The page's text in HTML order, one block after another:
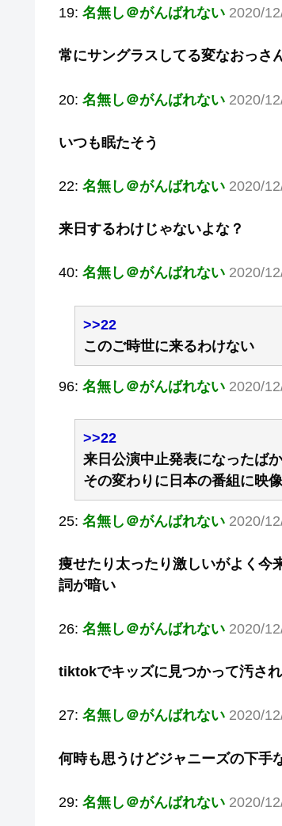
19: 名無し＠がんばれない 2020/
常にサングラスしてる変なおっさ
20: 名無し＠がんばれない 2020/
いつも眠たそう
22: 名無し＠がんばれない 2020/
来日するわけじゃないよな？
40: 名無し＠がんばれない 2020/
>>22
このご時世に来るわけない
96: 名無し＠がんばれない 2020/
>>22
来日公演中止発表になったば
その変わりに日本の番組に映
25: 名無し＠がんばれない 2020/
痩せたり太ったり激しいがよく今
詞が暗い
26: 名無し＠がんばれない 2020/
tiktokでキッズに見つかって汚さ
27: 名無し＠がんばれない 2020/
何時も思うけどジャニーズの下手
29: 名無し＠がんばれない 2020/